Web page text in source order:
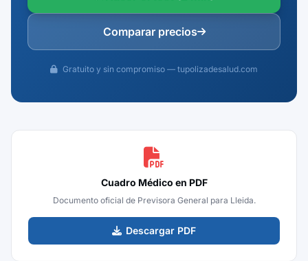
Comparar precios
Gratuito y sin compromiso — tupolizadesalud.com
Cuadro Médico en PDF
Documento oficial de Previsora General para Lleida.
Descargar PDF